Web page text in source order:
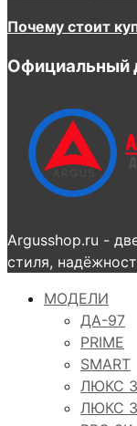
Почему стоит
Официальный
Argusshop.ru -
стиля,
МОДЕЛИ
ДА-97
PRIME
SMART
ЛЮКС
ЛЮКС